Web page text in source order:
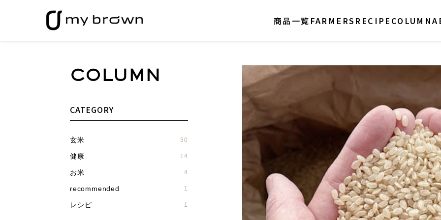
商品一覧 FARMERS RECIPE COLUMN
COLUMN
CATEGORY
玄米 30
健康 14
お米 4
recommended 1
レシピ 1